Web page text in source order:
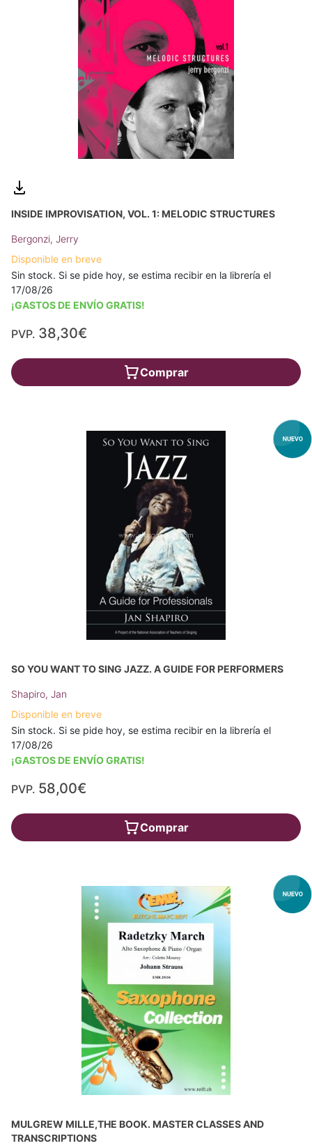
INSIDE IMPROVISATION, VOL. 1: MELODIC STRUCTURES
Bergonzi, Jerry
Disponible en breve
Sin stock. Si se pide hoy, se estima recibir en la librería el
17/08/26
¡GASTOS DE ENVÍO GRATIS!
PVP. 38,30€
Comprar
SO YOU WANT TO SING JAZZ. A GUIDE FOR PERFORMERS
Shapiro, Jan
Disponible en breve
Sin stock. Si se pide hoy, se estima recibir en la librería el
17/08/26
¡GASTOS DE ENVÍO GRATIS!
PVP. 58,00€
Comprar
MULGREW MILLE,THE BOOK. MASTER CLASSES AND
TRANSCRIPTIONS